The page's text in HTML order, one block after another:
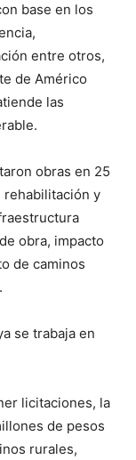
base en los
entre otros,
de Américo
las
obras en 25
rehabilitación y
obra, impacto
de caminos
se trabaja en
licitaciones, la
de pesos
rurales,